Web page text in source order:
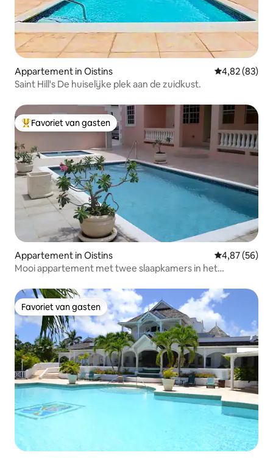
Appartement in Oistins Gemiddelde
4,82 (83)
Saint Hill's De huiselijke plek aan de zuidkust.
Topfavoriet van gasten
Favoriet van gasten
Appartement in Oistins Gemiddelde
4,87 (56)
Mooi appartement met twee slaapkamers in het
Favoriet van gasten
Favoriet van gasten